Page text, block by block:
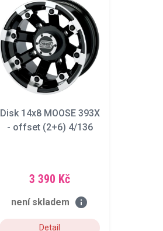
Disk 14x8 MOOSE 393X
- offset (2+6) 4/136
3 390 Kč
není skladem info
Detail